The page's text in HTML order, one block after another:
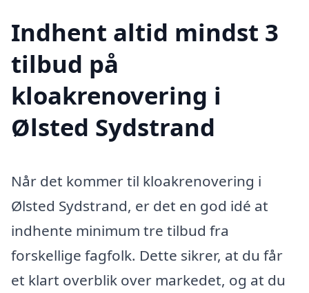
Indhent altid mindst 3
tilbud på
kloakrenovering i
Ølsted Sydstrand
Når det kommer til kloakrenovering i
Ølsted Sydstrand, er det en god idé at
indhente minimum tre tilbud fra
forskellige fagfolk. Dette sikrer, at du får
et klart overblik over markedet, og at du